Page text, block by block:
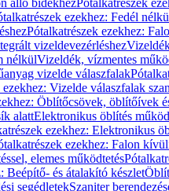
álló bidékhezPótalkatrészek
ezekhez: Fedél
Pótalkatrészek ezekhez:
vizeldevezérléshez
nélkülVizeldék, vízmentes
vizelde válaszfalak
ezekhez: Vizelde válaszfalak
Öblítőcsövek, öblítőívek
alattElektronikus öblítés
ezekhez: Elektronikus
ezekhez: Falon
elemes működtetés
Beépítő- és átalakító készlet
segédletekSzaniter